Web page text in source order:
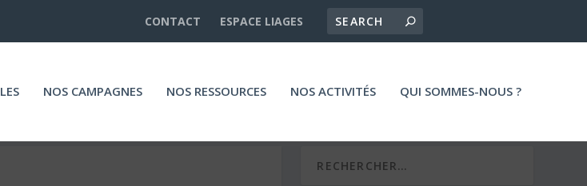
CONTACT ESPACE LIAGES
NOS CAMPAGNES NOS RESSOURCES NOS ACTIVITÉS QUI SOMMES-NOUS ?